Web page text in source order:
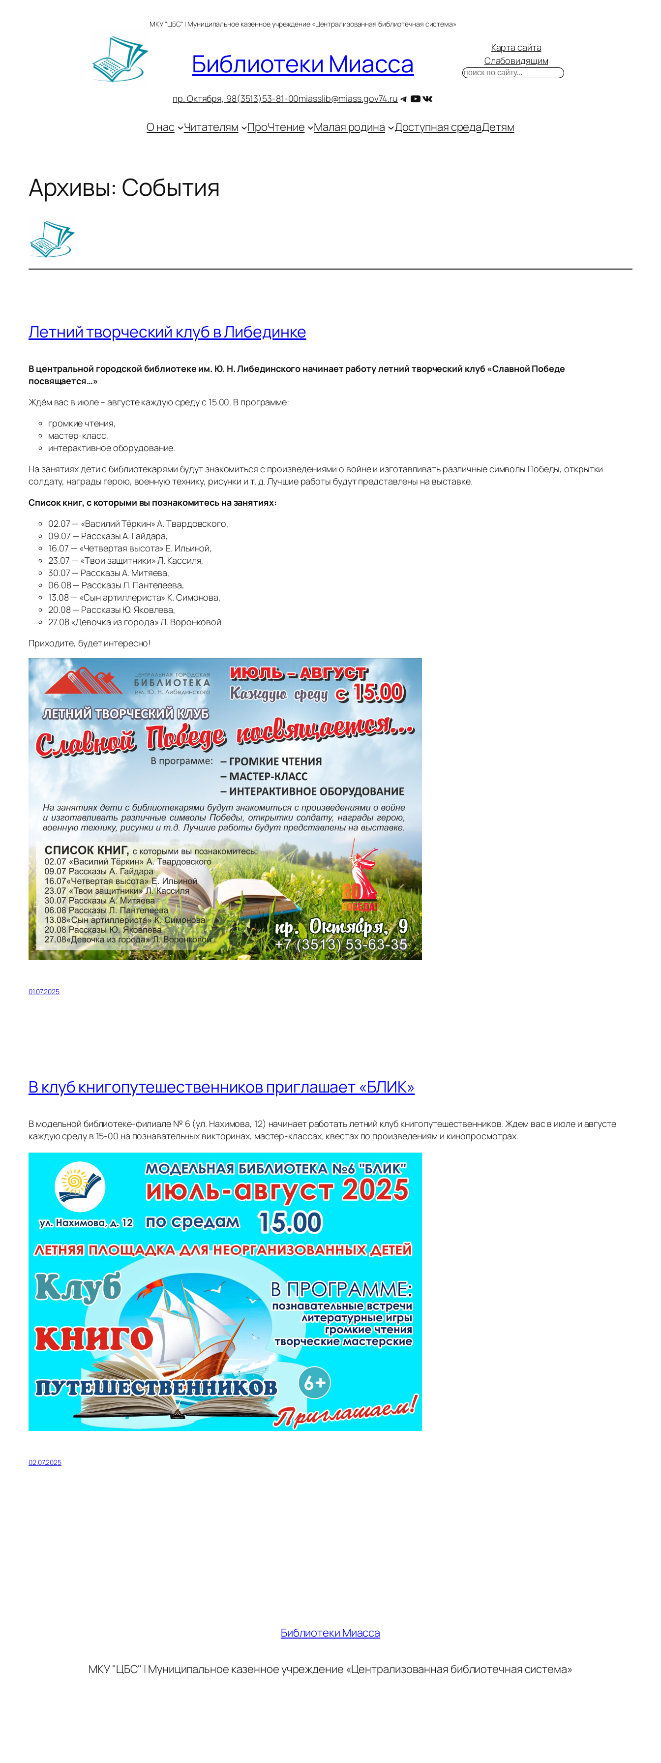
МКУ "ЦБС" | Муниципальное казенное учреждение «Централизованная библиотечная система»
Библиотеки Миасса
пр. Октября, 98(3513)53-81-00miasslib@miass.gov74.ru Telegram
YouTube
ВКонтакте
Карта сайта
Слабовидящим
Поиск
О нас Читателям ПроЧтение Малая родина Доступная средаДетям
Архивы: События
Летний творческий клуб в Либединке
В центральной городской библиотеке им. Ю. Н. Либединского начинает работу летний творческий клуб «Славной Победе
посвящается…»
Ждём вас в июле – августе каждую среду с 15.00. В программе:
громкие чтения,
мастер-класс,
интерактивное оборудование.
На занятиях дети с библиотекарями будут знакомиться с произведениями о войне и изготавливать различные символы Победы, открытки
солдату, награды герою, военную технику, рисунки и т. д. Лучшие работы будут представлены на выставке.
Список книг, с которыми вы познакомитесь на занятиях:
02.07 — «Василий Тёркин» А. Твардовского,
09.07 — Рассказы А. Гайдара,
16.07 — «Четвертая высота» Е. Ильиной,
23.07 — «Твои защитники» Л. Кассиля,
30.07 — Рассказы А. Митяева,
06.08 — Рассказы Л. Пантелеева,
13.08 — «Сын артиллериста» К. Симонова,
20.08 — Рассказы Ю. Яковлева,
27.08 «Девочка из города» Л. Воронковой
Приходите, будет интересно!
01.07.2025
В клуб книгопутешественников приглашает «БЛИК»
В модельной библиотеке-филиале № 6 (ул. Нахимова, 12) начинает работать летний клуб книгопутешественников. Ждем вас в июле и августе
каждую среду в 15-00 на познавательных викторинах, мастер-классах, квестах по произведениям и кинопросмотрах.
02.07.2025
Библиотеки Миасса
МКУ "ЦБС" | Муниципальное казенное учреждение «Централизованная библиотечная система»